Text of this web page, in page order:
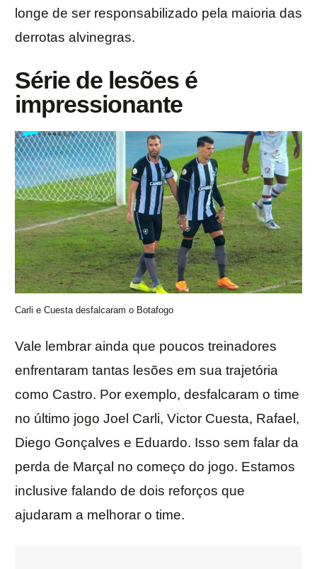
longe de ser responsabilizado pela maioria das
derrotas alvinegras.
Série de lesões é
impressionante
Carli e Cuesta desfalcaram o Botafogo
Vale lembrar ainda que poucos treinadores
enfrentaram tantas lesões em sua trajetória
como Castro. Por exemplo, desfalcaram o time
no último jogo Joel Carli, Victor Cuesta, Rafael,
Diego Gonçalves e Eduardo. Isso sem falar da
perda de Marçal no começo do jogo. Estamos
inclusive falando de dois reforços que
ajudaram a melhorar o time.